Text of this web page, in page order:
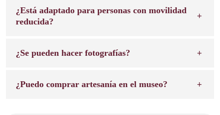
¿Está adaptado para personas con movilidad
reducida?
¿Se pueden hacer fotografías?
¿Puedo comprar artesanía en el museo?